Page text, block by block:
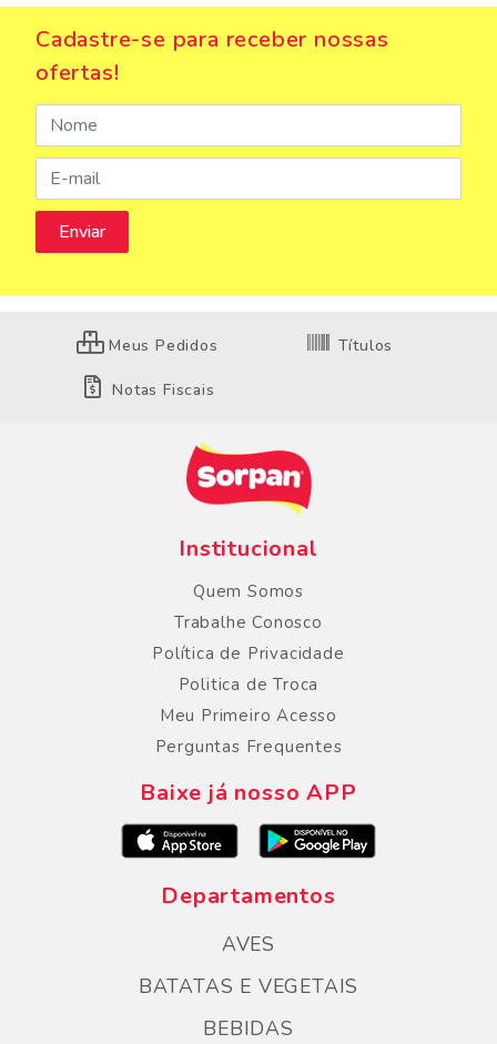
Cadastre-se para receber nossas
ofertas!
Meus Pedidos Títulos
Notas Fiscais
Institucional
Quem Somos
Trabalhe Conosco
Política de Privacidade
Politica de Troca
Meu Primeiro Acesso
Perguntas Frequentes
Baixe já nosso APP
Departamentos
AVES
BATATAS E VEGETAIS
BEBIDAS